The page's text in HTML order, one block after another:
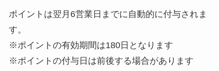
ポイントは翌月6営業日までに自動的に付与されま
す。
※ポイントの有効期間は180日となります
※ポイントの付与日は前後する場合があります